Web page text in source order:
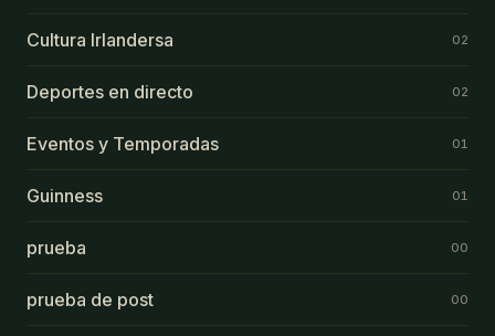
Cultura Irlandersa 02
Deportes en directo 02
Eventos y Temporadas 01
Guinness 01
prueba 00
prueba de post 00